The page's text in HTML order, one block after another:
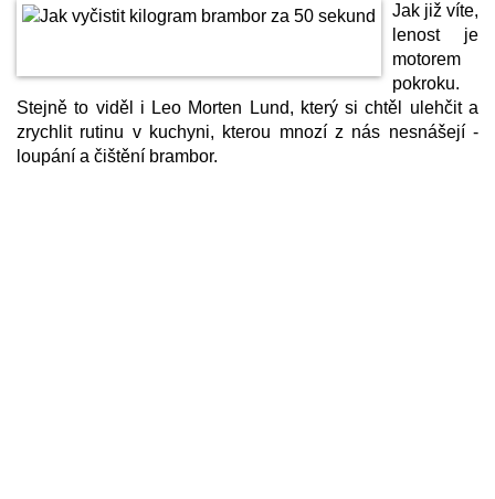
Jak již víte,
lenost je
motorem
pokroku.
Stejně to viděl i Leo Morten Lund, který si chtěl ulehčit a
zrychlit rutinu v kuchyni, kterou mnozí z nás nesnášejí -
loupání a čištění brambor.